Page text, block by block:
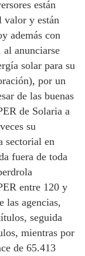
están
valor y están
además con
anunciarse
solar para su
por un
de las buenas
de Solaria a
su
sectorial en
fuera de toda
entre 120 y
las agencias,
seguida
mientras por
de 65.413